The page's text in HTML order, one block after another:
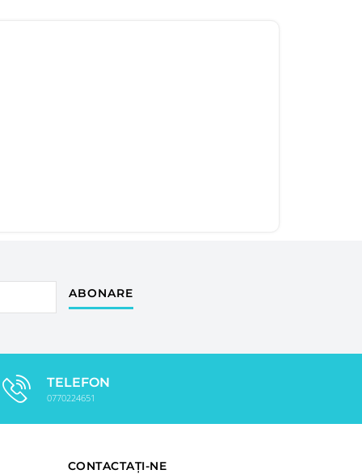
ABONARE
TELEFON
0770224651
CONTACTAȚI-NE